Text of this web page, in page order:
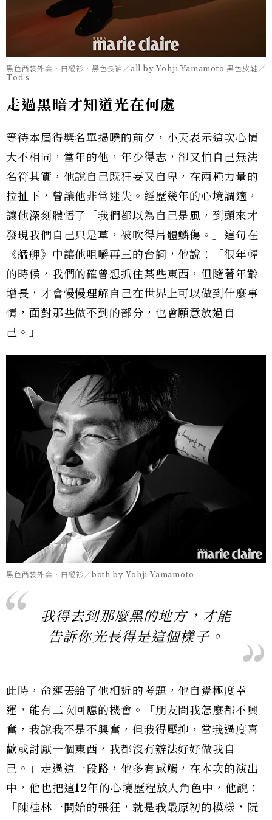
黑色西裝外套、白襯衫、黑色長褲／all by Yohji Yamamoto 黑色皮鞋／
Tod’s
走過黑暗才知道光在何處
等待本屆得獎名單揭曉的前夕，小天表示這次心情
大不相同，當年的他，年少得志，卻又怕自己無法
名符其實，他說自己既狂妄又自卑，在兩種力量的
拉扯下，曾讓他非常迷失。經歷幾年的心境調適，
讓他深刻體悟了「我們都以為自己是風，到頭來才
發現我們自己只是草，被吹得片體鱗傷。」這句在
《艋舺》中讓他咀嚼再三的台詞，他說：「很年輕
的時候，我們的確曾想抓住某些東西，但隨著年齡
增長，才會慢慢理解自己在世界上可以做到什麼事
情，面對那些做不到的部分，也會願意放過自
己。」
黑色西裝外套、白襯衫／both by Yohji Yamamoto
我得去到那麼黑的地方，才能
告訴你光長得是這個樣子。
此時，命運丟給了他相近的考題，他自覺極度幸
運，能有二次回應的機會。「朋友問我怎麼都不興
奮，我說我不是不興奮，但我得壓抑，當我過度喜
歡或討厭一個東西，我都沒有辦法好好做我自
己。」走過這一段路，他多有感觸，在本次的演出
中，他也把這12年的心境歷程放入角色中，他說：
「陳桂林一開始的張狂，就是我最原初的模樣，阮